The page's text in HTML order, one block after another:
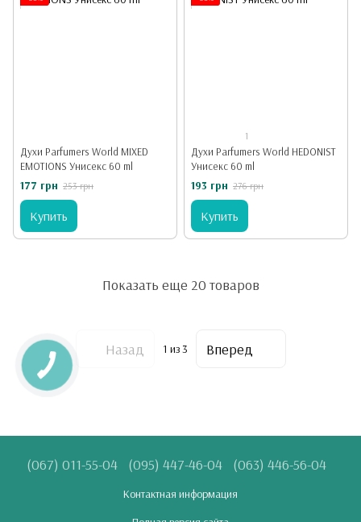
Духи Parfumers World MIXED
EMOTIONS Унисекс 60 ml
177 грн 253 грн
Купить
1
Духи Parfumers World HEDONIST
Унисекс 60 ml
193 грн 276 грн
Купить
Показать еще 20 товаров
Назад 1 из 3 Вперед
(067) 011-55-04 (095) 447-46-04 (063) 446-56-04
Контактная информация